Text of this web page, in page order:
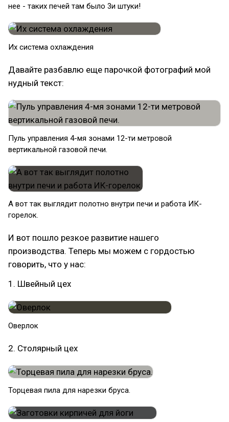
нее - таких печей там было 3и штуки!
Их система охлаждения
Давайте разбавлю еще парочкой фотографий мой
нудный текст:
Пуль управления 4-мя зонами 12-ти метровой
вертикальной газовой печи.
А вот так выглядит полотно внутри печи и работа ИК-
горелок.
И вот пошло резкое развитие нашего
производства. Теперь мы можем с гордостью
говорить, что у нас:
1. Швейный цех
Оверлок
2. Столярный цех
Торцевая пила для нарезки бруса.